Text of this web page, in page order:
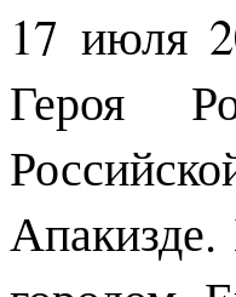
17 июля
Героя
Апакизде.